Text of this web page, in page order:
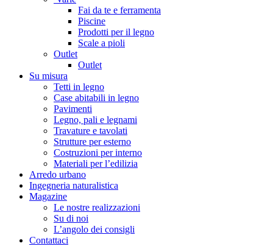
Fai da te e ferramenta
Piscine
Prodotti per il legno
Scale a pioli
Outlet
Outlet
Su misura
Tetti in legno
Case abitabili in legno
Pavimenti
Legno, pali e legnami
Travature e tavolati
Strutture per esterno
Costruzioni per interno
Materiali per l’edilizia
Arredo urbano
Ingegneria naturalistica
Magazine
Le nostre realizzazioni
Su di noi
L’angolo dei consigli
Contattaci